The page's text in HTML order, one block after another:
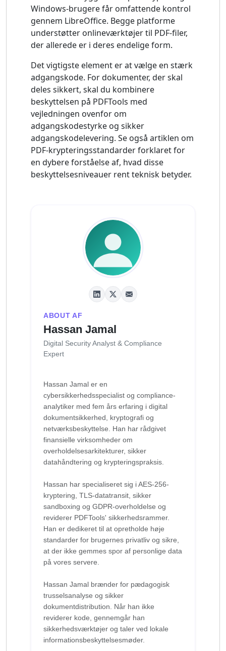
Windows-brugere får omfattende kontrol
gennem LibreOffice. Begge platforme
understøtter onlineværktøjer til PDF-filer,
der allerede er i deres endelige form.
Det vigtigste element er at vælge en stærk
adgangskode. For dokumenter, der skal
deles sikkert, skal du kombinere
beskyttelsen på PDFTools med
vejledningen ovenfor om
adgangskodestyrke og sikker
adgangskodelevering. Se også artiklen om
PDF-krypteringsstandarder forklaret for
en dybere forståelse af, hvad disse
beskyttelsesniveauer rent teknisk betyder.
ABOUT AF
Hassan Jamal
Digital Security Analyst & Compliance
Expert
Hassan Jamal er en
cybersikkerhedsspecialist og compliance-
analytiker med fem års erfaring i digital
dokumentsikkerhed, kryptografi og
netværksbeskyttelse. Han har rådgivet
finansielle virksomheder om
overholdelsesarkitekturer, sikker
datahåndtering og krypteringspraksis.
Hassan har specialiseret sig i AES-256-
kryptering, TLS-datatransit, sikker
sandboxing og GDPR-overholdelse og
reviderer PDFTools' sikkerhedsrammer.
Han er dedikeret til at opretholde høje
standarder for brugernes privatliv og sikre,
at der ikke gemmes spor af personlige data
på vores servere.
Hassan Jamal brænder for pædagogisk
trusselsanalyse og sikker
dokumentdistribution. Når han ikke
reviderer kode, gennemgår han
sikkerhedsværktøjer og taler ved lokale